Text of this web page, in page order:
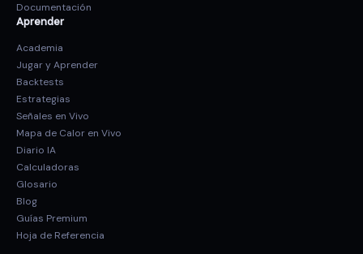
Documentación
Aprender
Academia
Jugar y Aprender
Backtests
Estrategias
Señales en Vivo
Mapa de Calor en Vivo
Diario IA
Calculadoras
Glosario
Blog
Guías Premium
Hoja de Referencia